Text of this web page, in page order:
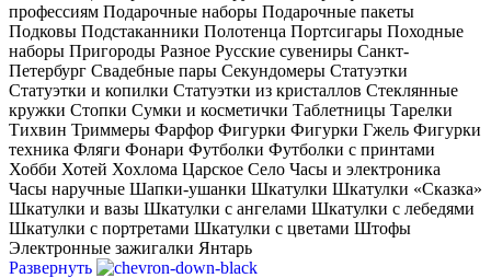
профессиям Подарочные наборы Подарочные пакеты
Подковы Подстаканники Полотенца Портсигары Походные
наборы Пригороды Разное Русские сувениры Санкт-
Петербург Свадебные пары Секундомеры Статуэтки
Статуэтки и копилки Статуэтки из кристаллов Стеклянные
кружки Стопки Сумки и косметички Таблетницы Тарелки
Тихвин Триммеры Фарфор Фигурки Фигурки Гжель Фигурки
техника Фляги Фонари Футболки Футболки с принтами
Хобби Хотей Хохлома Царское Село Часы и электроника
Часы наручные Шапки-ушанки Шкатулки Шкатулки «Сказка»
Шкатулки и вазы Шкатулки с ангелами Шкатулки с лебедями
Шкатулки с портретами Шкатулки с цветами Штофы
Электронные зажигалки Янтарь
Развернуть